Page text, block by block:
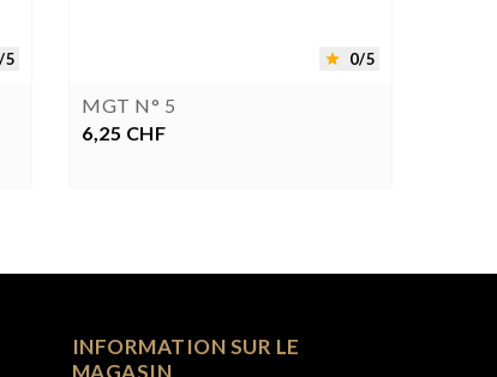
5  0/5
MGT N° 5
Prix
6,25 CHF
INFORMATION SUR LE
MAGASIN